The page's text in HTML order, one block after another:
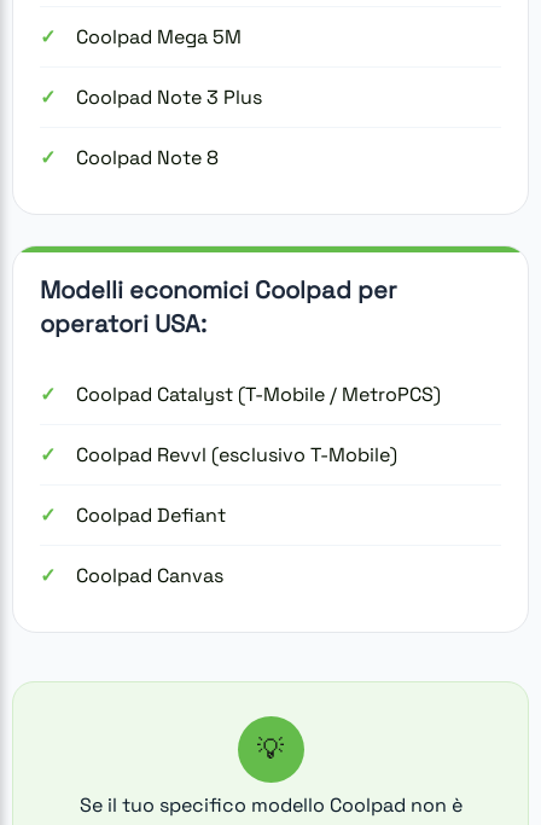
Coolpad Mega 5M
Coolpad Note 3 Plus
Coolpad Note 8
Modelli economici Coolpad per
operatori USA:
Coolpad Catalyst (T-Mobile / MetroPCS)
Coolpad Revvl (esclusivo T-Mobile)
Coolpad Defiant
Coolpad Canvas
💡
Se il tuo specifico modello Coolpad non è